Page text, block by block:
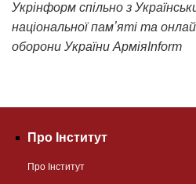
Укрінформ спільно з
національної памʼяті та
оборони України АрміяInform
Про Інститут
Про Інститут